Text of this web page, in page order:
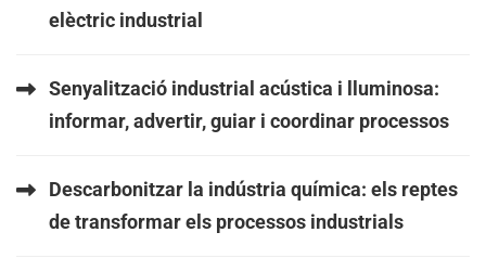
elèctric industrial
Senyalització industrial acústica i lluminosa:
informar, advertir, guiar i coordinar processos
Descarbonitzar la indústria química: els reptes
de transformar els processos industrials